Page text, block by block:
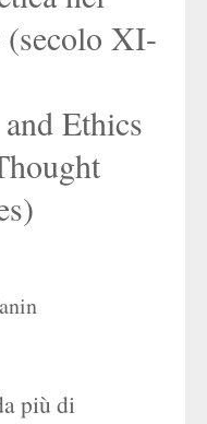
(secolo XI-
Ethics
più di